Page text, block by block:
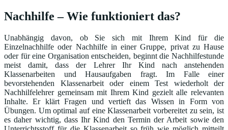
Nachhilfe – Wie funktioniert das?
Unabhängig davon, ob Sie sich mit Ihrem Kind für die
Einzelnachhilfe oder Nachhilfe in einer Gruppe, privat zu Hause
oder für eine Organisation entscheiden, beginnt die Nachhilfestunde
meist damit, dass der Lehrer Ihr Kind nach anstehenden
Klassenarbeiten und Hausaufgaben fragt. Im Falle einer
bevorstehenden Klassenarbeit oder einem Test wiederholt der
Nachhilfelehrer gemeinsam mit Ihrem Kind gezielt alle relevanten
Inhalte. Er klärt Fragen und vertieft das Wissen in Form von
Übungen. Um optimal auf eine Klassenarbeit vorbereitet zu sein, ist
es daher wichtig, dass Ihr Kind den Termin der Arbeit sowie den